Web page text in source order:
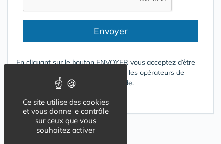
Envoyer
En cliquant sur le bouton ENVOYER vous acceptez d’être
contacté par mail ou téléphone par les opérateurs de
services répondant à votre demande.
Conditions d'utilisation
Ce site utilise des cookies
et vous donne le contrôle
sur ceux que vous
souhaitez activer